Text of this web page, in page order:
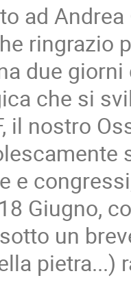
ad
ringrazio
due
che si
il nostro
e
Giugno,
un
pietra...)